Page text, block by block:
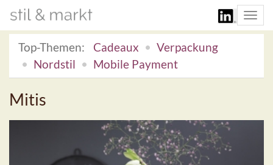
Top-Themen:
Cadeaux
Verpackung
Nordstil
Mobile Payment
Mitis